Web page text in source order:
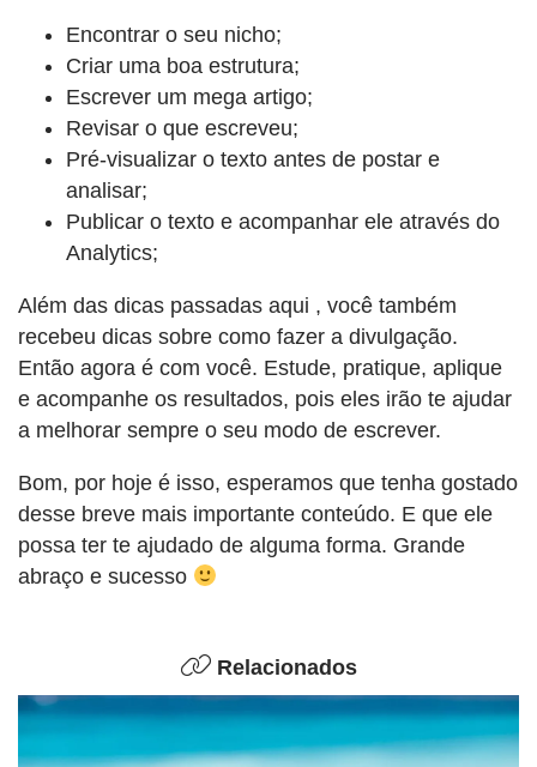
Encontrar o seu nicho;
Criar uma boa estrutura;
Escrever um mega artigo;
Revisar o que escreveu;
Pré-visualizar o texto antes de postar e
analisar;
Publicar o texto e acompanhar ele através do
Analytics;
Além das dicas passadas aqui , você também
recebeu dicas sobre como fazer a divulgação.
Então agora é com você. Estude, pratique, aplique
e acompanhe os resultados, pois eles irão te ajudar
a melhorar sempre o seu modo de escrever.
Bom, por hoje é isso, esperamos que tenha gostado
desse breve mais importante conteúdo. E que ele
possa ter te ajudado de alguma forma. Grande
abraço e sucesso
Relacionados